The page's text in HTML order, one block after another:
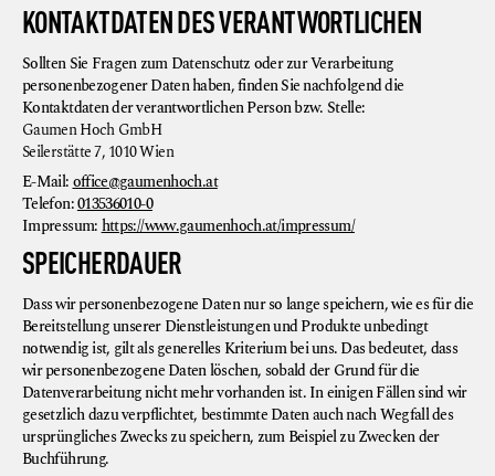
KONTAKTDATEN DES VERANTWORTLICHEN
Sollten Sie Fragen zum Datenschutz oder zur Verarbeitung
personenbezogener Daten haben, finden Sie nachfolgend die
Kontaktdaten der verantwortlichen Person bzw. Stelle:
Gaumen Hoch GmbH
Seilerstätte 7, 1010 Wien
E-Mail:office@gaumenhoch.at
Telefon:013536010-0
Impressum:https://www.gaumenhoch.at/impressum/
SPEICHERDAUER
Dass wir personenbezogene Daten nur so lange speichern, wie es für die
Bereitstellung unserer Dienstleistungen und Produkte unbedingt
notwendig ist, gilt als generelles Kriterium bei uns. Das bedeutet, dass
wir personenbezogene Daten löschen, sobald der Grund für die
Datenverarbeitung nicht mehr vorhanden ist. In einigen Fällen sind wir
gesetzlich dazu verpflichtet, bestimmte Daten auch nach Wegfall des
ursprüngliches Zwecks zu speichern, zum Beispiel zu Zwecken der
Buchführung.